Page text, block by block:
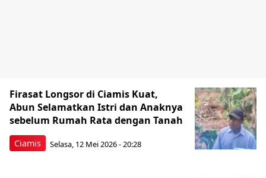
Ciamis
Firasat Longsor di Ciamis Kuat,
Abun Selamatkan Istri dan Anaknya
sebelum Rumah Rata dengan Tanah
Selasa, 12 Mei 2026 - 20:28